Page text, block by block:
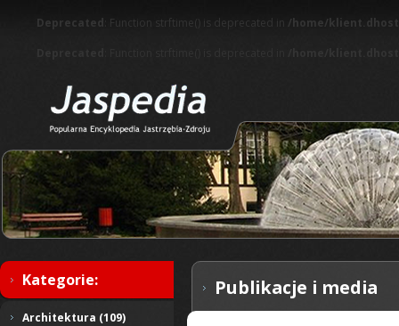
Deprecated : Function strftime() is deprecated in /home/
Kategorie:
Architektura (109)
Publikacje i media